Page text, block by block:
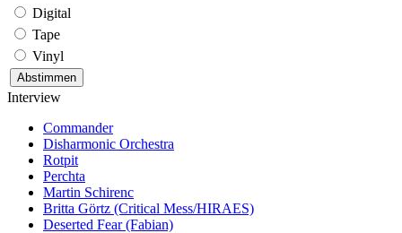
Digital
Tape
Vinyl
Interview
Commander
Disharmonic Orchestra
Rotpit
Perchta
Martin Schirenc
Britta Görtz (Critical Mess/HIRAES)
Deserted Fear (Fabian)